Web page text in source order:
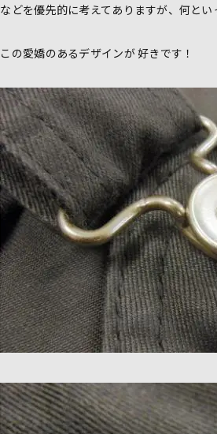
などを優先的に考えてありますが、何とい
この愛嬌のあるデザインが 好きです！